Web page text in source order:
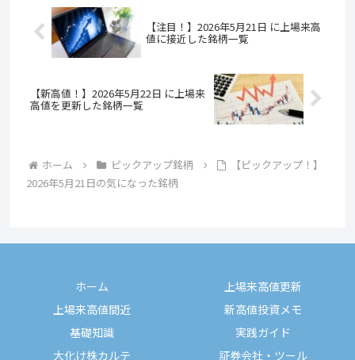
【注目！】2026年5月21日 に上場来高
値に接近した銘柄一覧
【新高値！】2026年5月22日 に上場来
高値を更新した銘柄一覧
ホーム ピックアップ銘柄
【ピックアップ！】
2026年5月21日の気になった銘柄
ホーム
上場来高値更新
上場来高値間近
新高値投資メモ
基礎知識
実践ガイド
大化け株カルテ
証券会社・ツール